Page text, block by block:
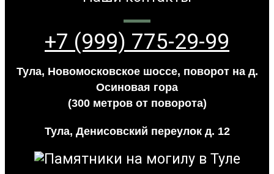
+7 (999) 775-29-99
Тула, Новомосковское шоссе, поворот на д.
Осиновая гора
(300 метров от поворота)
Тула, Денисовский переулок д. 12